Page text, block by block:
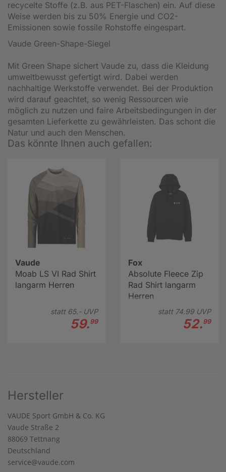
recycelte Stoffe (z.B. aus PET-Flaschen) ein. Auf diese
Weise werden bis zu 50% Energie und CO2-
Emissionen sowie fossile Rohstoffe eingespart.
Vaude Green-Shape-Siegel
Mit Green Shape sichert Vaude zu, dass die Kleidung
umweltbewusst gefertigt wird. Dabei werden
nachhaltige Werkstoffe verwendet. Bei der Produktion
wird darauf geachtet, so wenig Ressourcen wie
möglich zu nutzen und faire Arbeitsbedingungen in der
gesamten Lieferkette zu gewährleisten. Das schont die
Natur und auch den Menschen.
Das könnte Ihnen auch gefallen:
Vaude
Moab LS VI Rad Shirt
langarm Herren
statt 65.-UVP
59.99
Fox
Absolute Fleece Zip
Rad Shirt langarm
Herren
statt 74.99UVP
52.99
Hersteller
VAUDE Sport GmbH & Co. KG
Vaude Straße 2
88069 Tettnang
Deutschland
service@vaude.com